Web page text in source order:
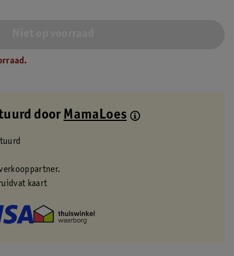
door MamaLoes
kaart